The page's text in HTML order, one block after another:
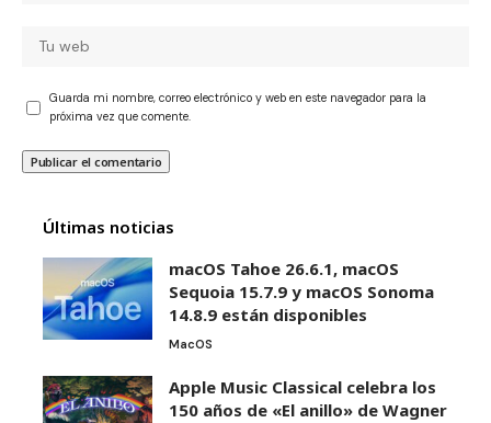
Guarda mi nombre, correo electrónico y web en este navegador para la
próxima vez que comente.
Últimas noticias
macOS Tahoe 26.6.1, macOS
Sequoia 15.7.9 y macOS Sonoma
14.8.9 están disponibles
MacOS
Apple Music Classical celebra los
150 años de «El anillo» de Wagner